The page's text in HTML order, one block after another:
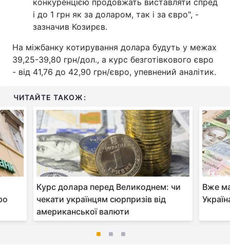
конкуренцією продовжать виставляти спред
і до 1 грн як за доларом, так і за євро", -
зазначив Козирєв.
На міжбанку котирування долара будуть у межах
39,25-39,80 грн/дол., а курс безготівкового євро
- від 41,76 до 42,90 грн/євро, упевнений аналітик.
ЧИТАЙТЕ ТАКОЖ:
Курс долара перед Великоднем: чи
чекати українцям сюрпризів від
американської валюти
Вже